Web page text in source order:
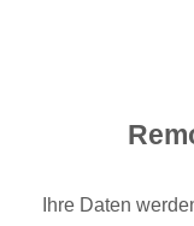
Ihre Daten